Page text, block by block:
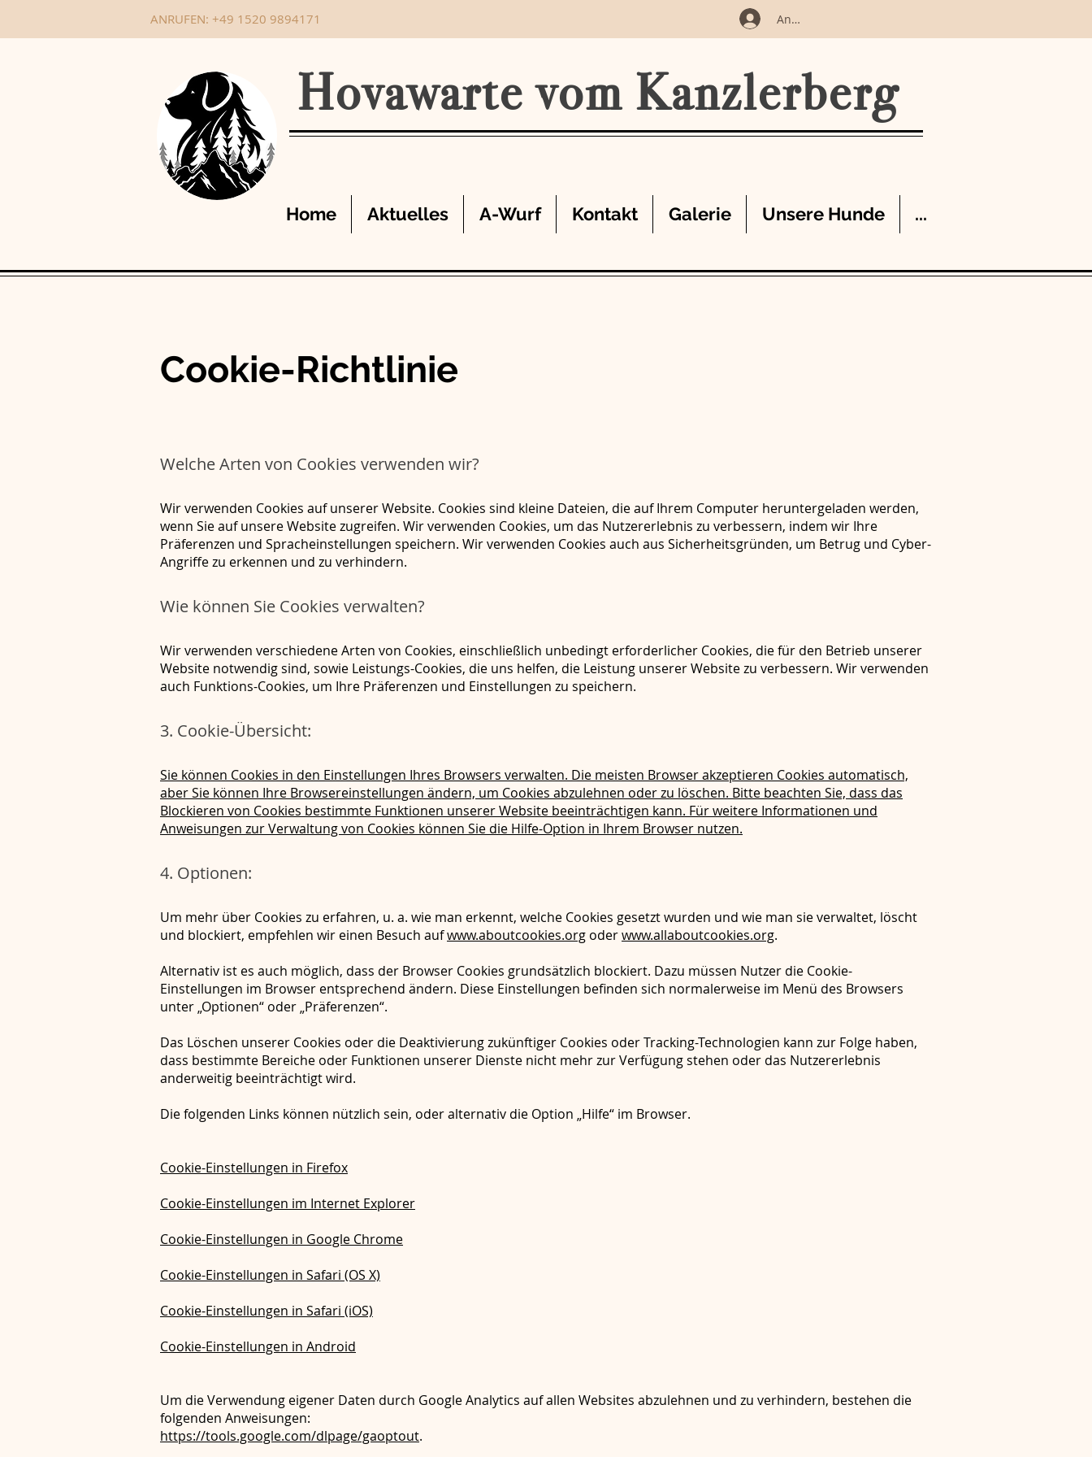
ANRUFEN: +49 1520 9894171 Anmelden
Hovawarte vom Kanzlerberg
Home Aktuelles A-Wurf Kontakt Galerie Unsere Hunde ...
Cookie-Richtlinie
Welche Arten von Cookies verwenden wir?
Wir verwenden Cookies auf unserer Website. Cookies sind kleine Dateien, die auf Ihrem Computer heruntergeladen werden,
wenn Sie auf unsere Website zugreifen. Wir verwenden Cookies, um das Nutzererlebnis zu verbessern, indem wir Ihre
Präferenzen und Spracheinstellungen speichern. Wir verwenden Cookies auch aus Sicherheitsgründen, um Betrug und Cyber-
Angriffe zu erkennen und zu verhindern.
Wie können Sie Cookies verwalten?
Wir verwenden verschiedene Arten von Cookies, einschließlich unbedingt erforderlicher Cookies, die für den Betrieb unserer
Website notwendig sind, sowie Leistungs-Cookies, die uns helfen, die Leistung unserer Website zu verbessern. Wir verwenden
auch Funktions-Cookies, um Ihre Präferenzen und Einstellungen zu speichern.
3. Cookie-Übersicht:
Sie können Cookies in den Einstellungen Ihres Browsers verwalten. Die meisten Browser akzeptieren Cookies automatisch,
aber Sie können Ihre Browsereinstellungen ändern, um Cookies abzulehnen oder zu löschen. Bitte beachten Sie, dass das
Blockieren von Cookies bestimmte Funktionen unserer Website beeinträchtigen kann. Für weitere Informationen und
Anweisungen zur Verwaltung von Cookies können Sie die Hilfe-Option in Ihrem Browser nutzen.
4. Optionen:
Um mehr über Cookies zu erfahren, u. a. wie man erkennt, welche Cookies gesetzt wurden und wie man sie verwaltet, löscht
und blockiert, empfehlen wir einen Besuch aufwww.aboutcookies.org oderwww.allaboutcookies.org.
Alternativ ist es auch möglich, dass der Browser Cookies grundsätzlich blockiert. Dazu müssen Nutzer die Cookie-
Einstellungen im Browser entsprechend ändern. Diese Einstellungen befinden sich normalerweise im Menü des Browsers
unter „Optionen“ oder „Präferenzen“.
Das Löschen unserer Cookies oder die Deaktivierung zukünftiger Cookies oder Tracking-Technologien kann zur Folge haben,
dass bestimmte Bereiche oder Funktionen unserer Dienste nicht mehr zur Verfügung stehen oder das Nutzererlebnis
anderweitig beeinträchtigt wird.
Die folgenden Links können nützlich sein, oder alternativ die Option „Hilfe“ im Browser.
Cookie-Einstellungen in Firefox
Cookie-Einstellungen im Internet Explorer
Cookie-Einstellungen in Google Chrome
Cookie-Einstellungen in Safari (OS X)
Cookie-Einstellungen in Safari (iOS)
Cookie-Einstellungen in Android
Um die Verwendung eigener Daten durch Google Analytics auf allen Websites abzulehnen und zu verhindern, bestehen die
folgenden Anweisungen:
https://tools.google.com/dlpage/gaoptout.